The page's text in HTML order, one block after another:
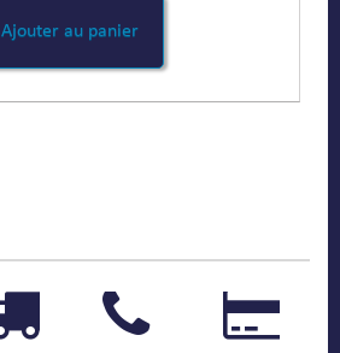
Ajouter au panier